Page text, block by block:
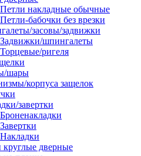
Петли накладные обычные
Петли-бабочки без врезки
засовы/задвижки
Задвижки/шпингалеты
Торцевые/ригеля
шары
корпуса защелок
завертки
Броненакладки
Завертки
Накладки
круглые дверные